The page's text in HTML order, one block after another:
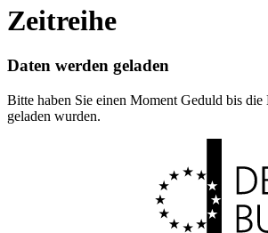
Zeitreihe
Daten werden geladen
Bitte haben Sie einen Moment Geduld bis die
geladen wurden.